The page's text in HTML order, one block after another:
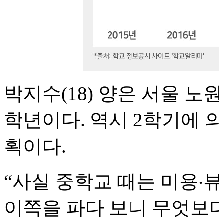
박지수(18) 양은 서울 노
학년이다. 역시 2학기에
획이다.
“사실 중학교 때는 미용‧
이쪽을 파다 보니 무엇보